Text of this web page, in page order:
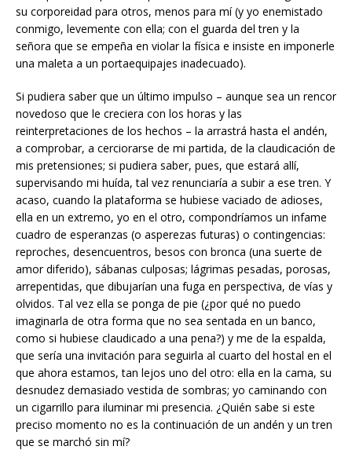
su corporeidad para otros, menos para mí (y yo enemistado
conmigo, levemente con ella; con el guarda del tren y la
señora que se empeña en violar la física e insiste en imponerle
una maleta a un portaequipajes inadecuado).
Si pudiera saber que un último impulso – aunque sea un rencor
novedoso que le creciera con los horas y las
reinterpretaciones de los hechos – la arrastrá hasta el andén,
a comprobar, a cerciorarse de mi partida, de la claudicación de
mis pretensiones; si pudiera saber, pues, que estará allí,
supervisando mi huída, tal vez renunciaría a subir a ese tren. Y
acaso, cuando la plataforma se hubiese vaciado de adioses,
ella en un extremo, yo en el otro, compondríamos un infame
cuadro de esperanzas (o asperezas futuras) o contingencias:
reproches, desencuentros, besos con bronca (una suerte de
amor diferido), sábanas culposas; lágrimas pesadas, porosas,
arrepentidas, que dibujarían una fuga en perspectiva, de vías y
olvidos. Tal vez ella se ponga de pie (¿por qué no puedo
imaginarla de otra forma que no sea sentada en un banco,
como si hubiese claudicado a una pena?) y me de la espalda,
que sería una invitación para seguirla al cuarto del hostal en el
que ahora estamos, tan lejos uno del otro: ella en la cama, su
desnudez demasiado vestida de sombras; yo caminando con
un cigarrillo para iluminar mi presencia. ¿Quién sabe si este
preciso momento no es la continuación de un andén y un tren
que se marchó sin mí?